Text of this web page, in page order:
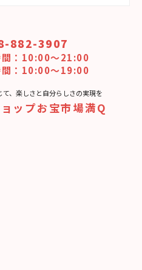
882-3907
間：10:00〜21:00
間：10:00～19:00
、楽しさと⾃分らしさの実現を
ップお宝市場満Q